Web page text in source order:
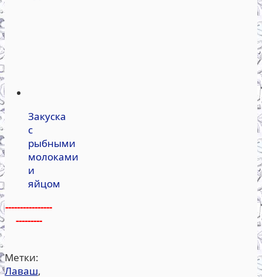
Закуска
с
рыбными
молоками
и
яйцом
----------------
---------
Метки:
Лаваш,